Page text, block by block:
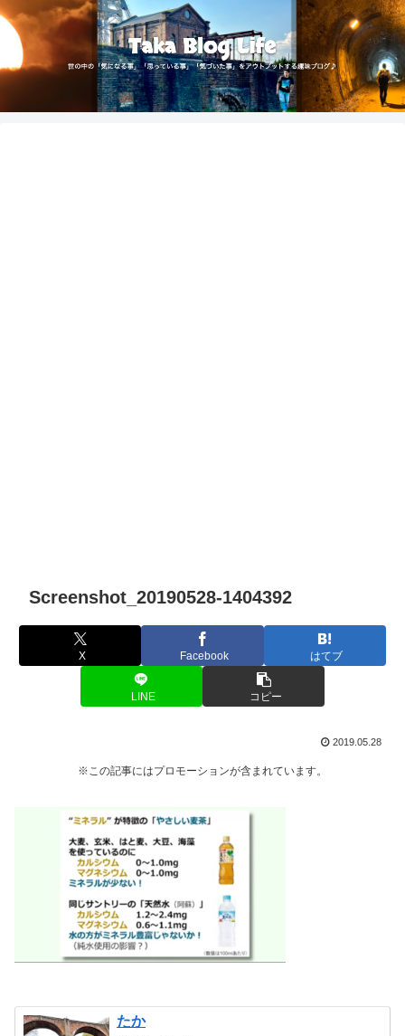
Screenshot_20190528-1404392
X Facebook はてブ
LINE コピー
2019.05.28
※この記事にはプロモーションが含まれています。
たか